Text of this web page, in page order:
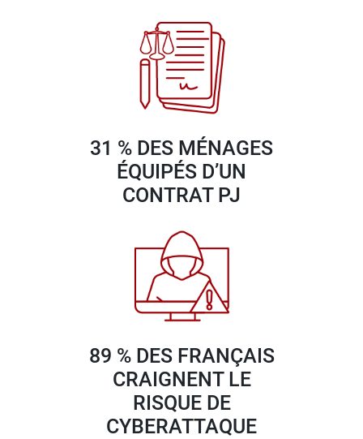
31 % DES MÉNAGES
ÉQUIPÉS D’UN
CONTRAT PJ
89 % DES FRANÇAIS
CRAIGNENT LE
RISQUE DE
CYBERATTAQUE